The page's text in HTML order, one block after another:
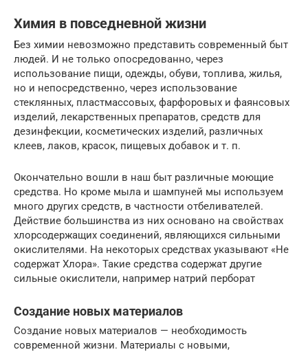
Химия в повседневной жизни
Без химии невозможно представить современный быт
людей. И не только опосредованно, через
использование пищи, одежды, обуви, топлива, жилья,
но и непосредственно, через использование
стеклянных, пластмассовых, фарфоровых и фаянсовых
изделий, лекарственных препаратов, средств для
дезинфекции, косметических изделий, различных
клеев, лаков, красок, пищевых добавок и т. п.
Окончательно вошли в наш быт различные моющие
средства. Но кроме мыла и шампуней мы используем
много других средств, в частности отбеливателей.
Действие большинства из них основано на свойствах
хлорсодержащих соединений, являющихся сильными
окислителями. На некоторых средствах указывают «Не
содержат Хлора». Такие средства содержат другие
сильные окислители, например натрий перборат
Создание новых материалов
Создание новых материалов — необходимость
современной жизни. Материалы с новыми,